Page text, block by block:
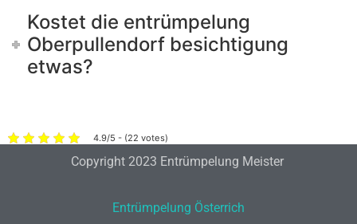
Kostet die entrümpelung
Oberpullendorf besichtigung
etwas?
4.9/5 - (22 votes)
Copyright 2023 Entrümpelung Meister
Entrümpelung Österrich